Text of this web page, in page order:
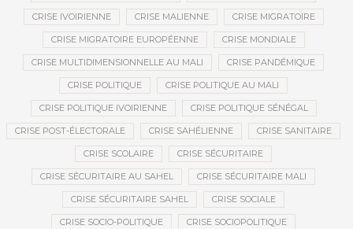
CRISE IVOIRIENNE CRISE MALIENNE CRISE MIGRATOIRE
CRISE MIGRATOIRE EUROPÉENNE CRISE MONDIALE
CRISE MULTIDIMENSIONNELLE AU MALI CRISE PANDÉMIQUE
CRISE POLITIQUE CRISE POLITIQUE AU MALI
CRISE POLITIQUE IVOIRIENNE CRISE POLITIQUE SÉNÉGAL
CRISE POST-ÉLECTORALE CRISE SAHÉLIENNE CRISE SANITAIRE
CRISE SCOLAIRE CRISE SÉCURITAIRE
CRISE SÉCURITAIRE AU SAHEL CRISE SÉCURITAIRE MALI
CRISE SÉCURITAIRE SAHEL CRISE SOCIALE
CRISE SOCIO-POLITIQUE CRISE SOCIOPOLITIQUE